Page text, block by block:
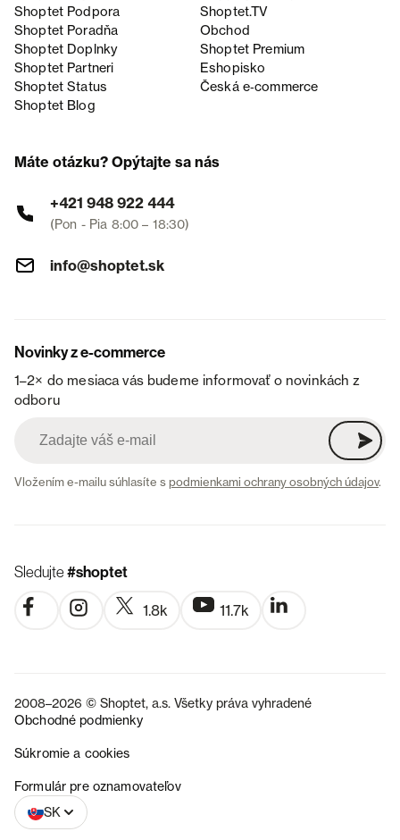
Shoptet Podpora
Shoptet.TV
Shoptet Poradňa
Obchod
Shoptet Doplnky
Shoptet Premium
Shoptet Partneri
Eshopisko
Shoptet Status
Česká e‑commerce
Shoptet Blog
Máte otázku? Opýtajte sa nás
+421 948 922 444
(Pon - Pia 8:00 – 18:30)
info@shoptet.sk
Novinky z e-commerce
1–2× do mesiaca vás budeme informovať o novinkách z
odboru
Vložením e-mailu súhlasíte spodmienkami ochrany osobných údajov.
Sledujte#shoptet
1.8k 11.7k
2008–2026 © Shoptet, a.s. Všetky práva vyhradené
Obchodné podmienky
Súkromie a cookies
Formulár pre oznamovateľov
SK